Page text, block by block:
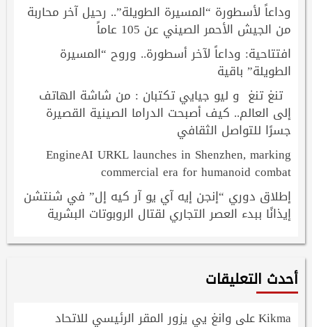
وداعاً لأسطورة “المسيرة الطويلة”.. رحيل آخر محاربة
من الجيش الأحمر الصيني عن 105 عاماً
افتتاحية: وداعاً لآخر أسطورة.. وروح “المسيرة
الطويلة” باقية
تنغ تنغ و ليو جيايي تكتبان : من شاشة الهاتف
إلى العالم.. كيف أصبحت الدراما الصينية القصيرة
جسرًا للتواصل الثقافي
EngineAI URKL launches in Shenzhen, marking
commercial era for humanoid combat
إطلاق دوري “إنجن إيه آي يو آر كيه إل” في شنتشن
إيذانًا ببدء العصر التجاري لقتال الروبوتات البشرية
أحدث التعليقات
Kikmaعلى وانغ يي يزور المقر الرئيسي للاتحاد